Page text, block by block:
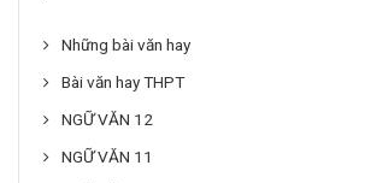
Những bài văn hay
Bài văn hay THPT
NGỮ VĂN 12
NGỮ VĂN 11